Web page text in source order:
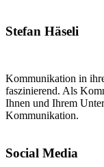
Stefan Häseli
Kommunikation in
faszinierend. Als
Ihnen und Ihrem
Kommunikation.
Social Media